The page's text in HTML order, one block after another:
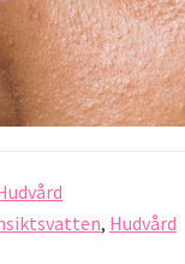
, Hudvård